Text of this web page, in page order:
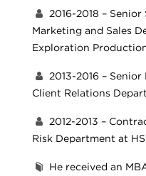
2016-2018 –
Marketing and Sales
Exploration
2013-2016 –
Client Relations
2012-2013 –
Risk Department at
He received an